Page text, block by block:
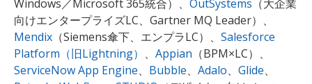
Windows／Microsoft 365統合）、 OutSystems （大企業
向けエンタープライズLC、Gartner MQ Leader）、
Mendix （Siemens傘下、エンプラLC）、 Salesforce
Platform（旧Lightning） 、 Appian （BPM×LC）、
ServiceNow App Engine、 Bubble、 Adalo、 Glide、